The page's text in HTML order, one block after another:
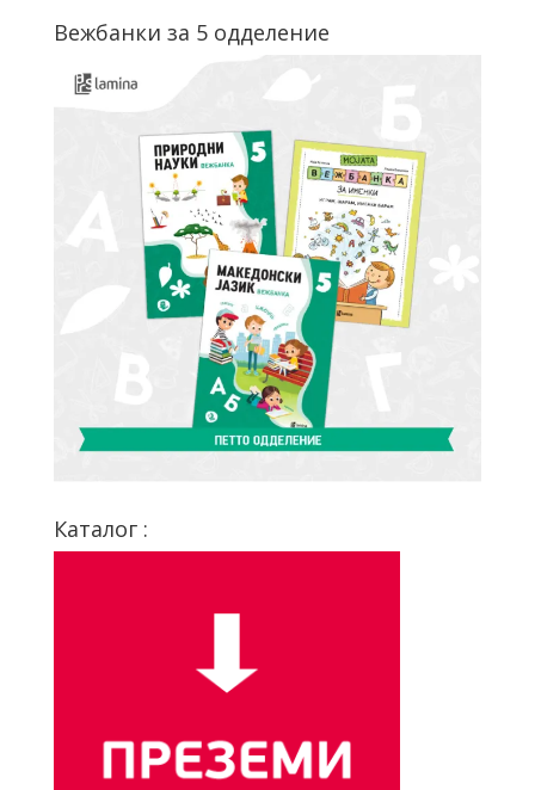
Вежбанки за 5 одделение
Каталог :